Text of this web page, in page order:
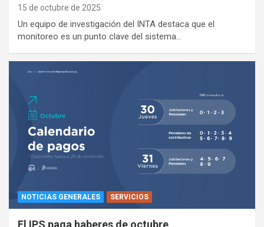
15 de octubre de 2025
Un equipo de investigación del INTA destaca que el
monitoreo es un punto clave del sistema…
NOTICIAS GENERALES SERVICIOS
El IPS paga haberes de octubre